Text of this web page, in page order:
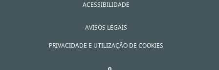
ACESSIBILIDADE
AVISOS LEGAIS
PRIVACIDADE E UTILIZAÇÃO DE COOKIES